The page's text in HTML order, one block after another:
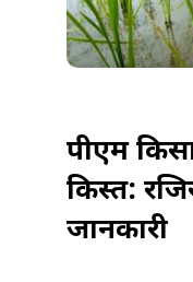
पीएम
किस्त:
जानकारी